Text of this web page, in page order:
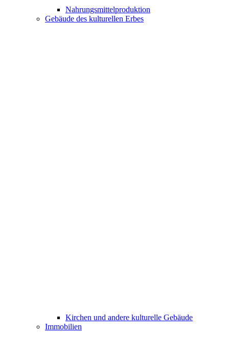
Nahrungsmittelproduktion
Gebäude des kulturellen Erbes
Kirchen und andere kulturelle Gebäude
Immobilien